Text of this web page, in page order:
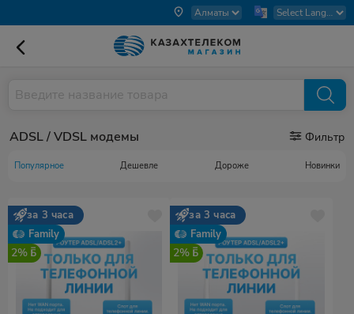
ADSL / VDSL модемы Фильтр
Популярное Дешевле Дороже Новинки
за 3 часа
Family
2%
за 3 часа
Family
2%